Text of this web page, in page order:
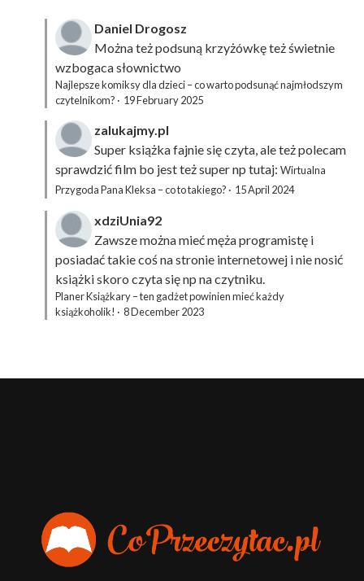
Daniel Drogosz
Można też podsuną krzyżówkęteż świetnie
wzbogaca słownictwo
Najlepsze komiksy dla dzieci – co warto podsunąć najmłodszym
czytelnikom? · 19 February 2025
zalukajmy.pl
Super książka fajnie się czyta, ale też polecam
sprawdzić film bo jest też super np tutaj: Wirtualna
Przygoda Pana Kleksa – co to takiego? · 15 April 2024
xdziUnia92
Zawsze można mieć męża programistę i
posiadać takie coś na stronie internetowej i nie nosić
książki skoro czyta się np na czytniku.
Planer Książkary – ten gadżet powinien mieć każdy
książkoholik! · 8 December 2023